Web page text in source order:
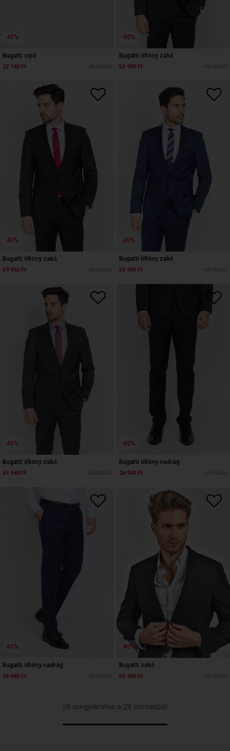
40%
Bugatti cipő
22 140 Ft
40%
Bugatti öltöny zakó
53 940 Ft
40%
Bugatti öltöny zakó
59 940 Ft
40%
Bugatti öltöny zakó
53 940 Ft
40%
Bugatti öltöny zakó
53 940 Ft
40%
Bugatti öltöny nadrág
26 940 Ft
40%
Bugatti öltöny nadrág
26 940 Ft
40%
Bugatti zakó
53 940 Ft
28 megjelenítve a 28 termékből